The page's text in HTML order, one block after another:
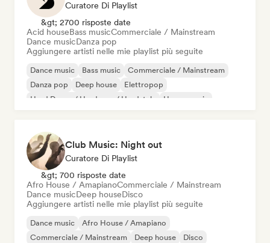
Curatore Di Playlist
&gt; 2700 risposte date
Acid houseBass musicCommerciale / Mainstream
Dance musicDanza pop
Aggiungere artisti nelle mie playlist più seguite
Dance music Bass music
Commerciale / Mainstream
Danza pop
Deep house
Elettropop
Hard Dance / Hardcore / Hardstyle
House music
Club Music: Night out
Curatore Di Playlist
&gt; 700 risposte date
Afro House / AmapianoCommerciale / Mainstream
Dance musicDeep houseDisco
Aggiungere artisti nelle mie playlist più seguite
Dance music
Afro House / Amapiano
Commerciale / Mainstream
Deep house
Disco